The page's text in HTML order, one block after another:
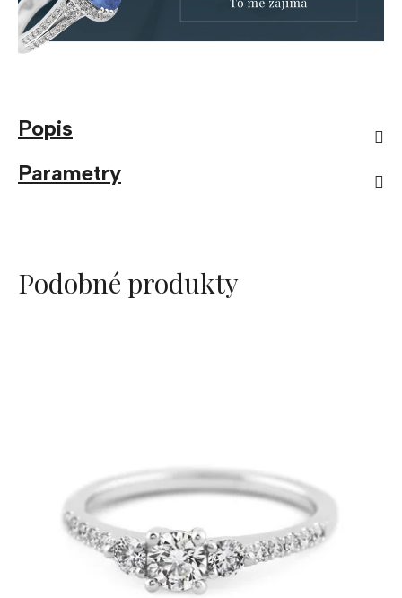
Popis
Parametry
Podobné produkty